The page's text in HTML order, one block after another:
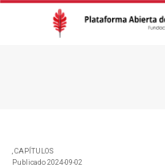
, CAPÍTULOS
Publicado 2024-09-02